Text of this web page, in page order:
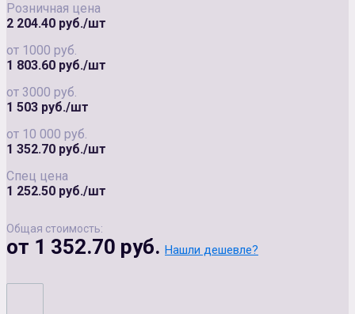
Розничная цена
2 204.40 руб./шт
от 1000 руб.
1 803.60 руб./шт
от 3000 руб.
1 503 руб./шт
от 10 000 руб.
1 352.70 руб./шт
Спец цена
1 252.50 руб./шт
Общая стоимость:
от 1 352.70 руб. Нашли дешевле?